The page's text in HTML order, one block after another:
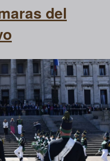
del